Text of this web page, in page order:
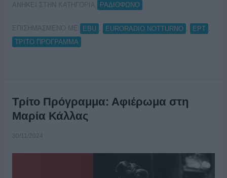
ΑΝΗΚΕΙ ΣΤΗΝ ΚΑΤΗΓΟΡΙΑ: ΡΑΔΙΟΦΩΝΟ
ΕΠΙΣΗΜΑΣΜΕΝΟ ΜΕ: EBU EURORADIO NOTTURNO ΕΡΤ
ΤΡΙΤΟ ΠΡΟΓΡΑΜΜΑ
Τρίτο Πρόγραμμα: Αφιέρωμα στη
Μαρία Κάλλας
30/11/2024